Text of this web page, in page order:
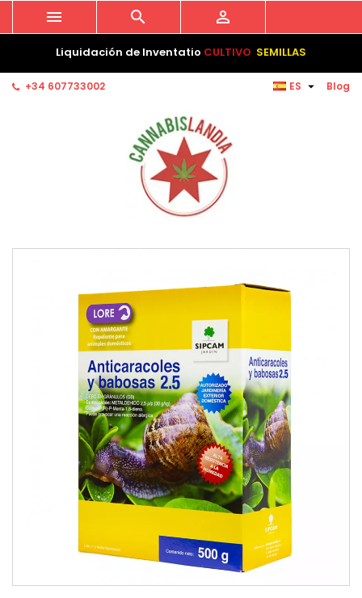
Liquidación de Inventatio CULTIVO SEMILLAS
Blog
+34 607733002 ES 
  